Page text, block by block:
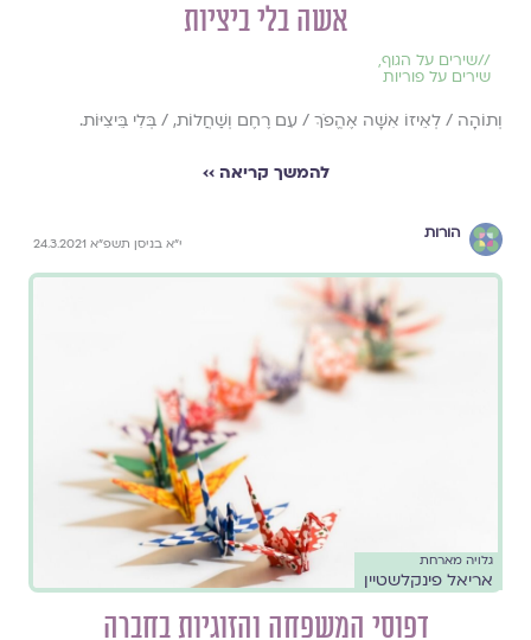
אשה בלי ביציות
//שירים על הגוף,
שירים על פוריות
וְתוֹהָה / לְאֵיזוֹ אִשָּׁה אֶהֱפֹךְ / עִם רֶחֶם וְשַׁחֲלוֹת, / בְּלִי בֵּיצִיּוֹת.
להמשך קריאה ››
הורות
י"א בניסן תשפ"א 24.3.2021
גלויה מארחת
אריאל פינקלשטיין
דפוסי המשפחה והזוגיות בחברה